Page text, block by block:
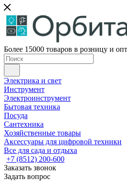
Более 15000 товаров в розницу и
Электрика и свет
Инструмент
Электроинструмент
Бытовая техника
Посуда
Сантехника
Хозяйственные товары
Аксессуары для цифровой техники
Все для сада и отдыха
+7 (8512) 200-600
Заказать звонок
Задать вопрос